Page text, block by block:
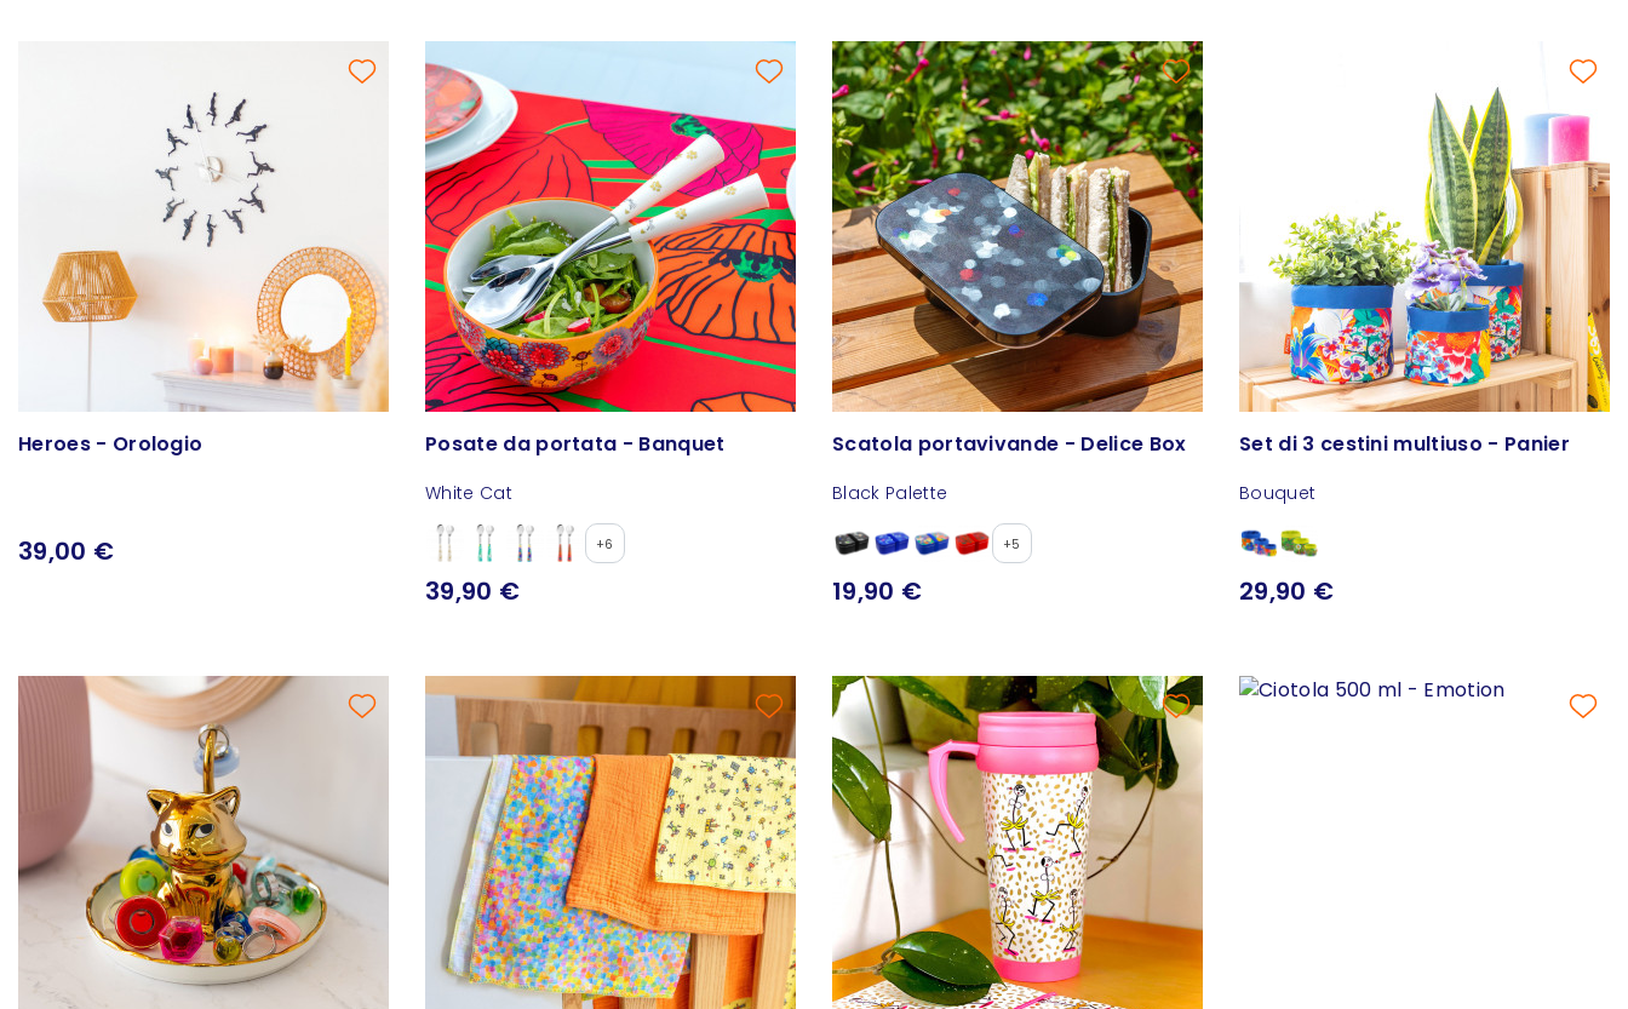
Heroes - Orologio
39,00 €
Posate da portata - Banquet
White Cat
+6
39,90 €
Scatola portavivande - Delice Box
Black Palette
+5
19,90 €
Set di 3 cestini multiuso - Panier
Bouquet
29,90 €